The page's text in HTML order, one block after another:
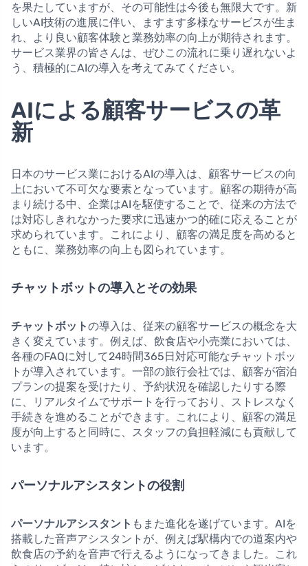
を果たしていますが、その可能性は今後も無限大です。新
しいAI技術の進展に伴い、ますます多様なサービスが生ま
れ、より良い顧客体験と業務効率の向上が期待されます。
サービス業界の皆さんは、ぜひこの流れに乗り遅れないよ
う、積極的にAIの導入を考えてみてください。
AIによる顧客サービスの革
新
日本のサービス業におけるAIの導入は、顧客サービスの向
上において不可欠な要素となっています。顧客の期待が高
まり続ける中、企業はAIを駆使することで、従来の方法で
は対応しきれなかった要求に迅速かつ的確に応えることが
求められています。これにより、顧客の満足度を高めると
ともに、業務効率の向上も図られています。
チャットボットの導入とその効果
チャットボットの導入は、従来の顧客サービスの概念を大
きく変えています。例えば、飲食店や小売業においては、
各種のFAQに対して24時間365日対応可能なチャットボッ
トが導入されています。一部の旅行会社では、顧客が宿泊
プランの提案を受けたり、予約状況を確認したりする際
に、リアルタイムでサポートを行っており、ストレスなく
手続きを進めることができます。これにより、顧客の満足
度が向上すると同時に、スタッフの負担軽減にも貢献して
います。
パーソナルアシスタントの役割
パーソナルアシスタント もまた進化を遂げています。AIを
搭載した音声アシスタントが、例えば駅構内での道案内や
飲食店の予約を音声で行えるようになってきました。これ